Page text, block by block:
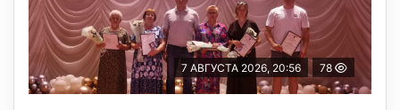
7 АВГУСТА 2026, 20:56 78